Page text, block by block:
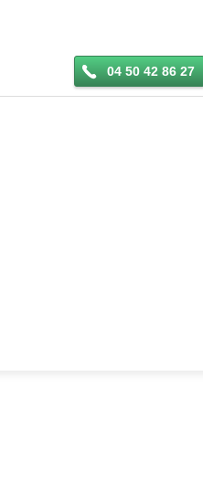
04 50 42 86 27